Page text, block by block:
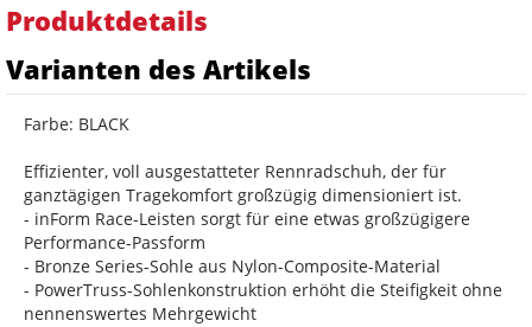
Produktdetails
Varianten des Artikels
Farbe: BLACK
Effizienter, voll ausgestatteter Rennradschuh, der für
ganztägigen Tragekomfort großzügig dimensioniert ist.
- inForm Race-Leisten sorgt für eine etwas großzügigere
Performance-Passform
- Bronze Series-Sohle aus Nylon-Composite-Material
- PowerTruss-Sohlenkonstruktion erhöht die Steifigkeit ohne
nennenswertes Mehrgewicht